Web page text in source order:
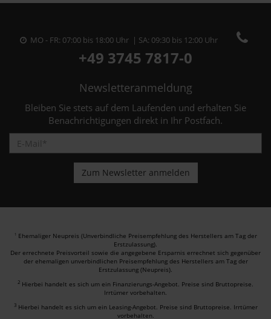
MO - FR: 07:00 bis 18:00 Uhr | SA: 09:30 bis 12:00 Uhr
+49 3745 7817-0
Newsletteranmeldung
Bleiben Sie stets auf dem Laufenden und erhalten Sie
Benachrichtigungen direkt in Ihr Postfach.
1 Ehemaliger Neupreis (Unverbindliche Preisempfehlung des Herstellers am Tag der
Erstzulassung).
Der errechnete Preisvorteil sowie die angegebene Ersparnis errechnet sich gegenüber
der ehemaligen unverbindlichen Preisempfehlung des Herstellers am Tag der
Erstzulassung (Neupreis).
2 Hierbei handelt es sich um ein Finanzierungs-Angebot. Preise sind Bruttopreise.
Irrtümer vorbehalten.
3 Hierbei handelt es sich um ein Leasing-Angebot. Preise sind Bruttopreise. Irrtümer
vorbehalten.